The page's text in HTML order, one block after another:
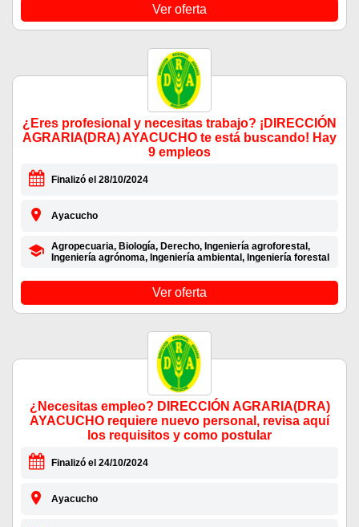
Ver oferta
¿Eres profesional y necesitas trabajo? ¡DIRECCIÓN
AGRARIA(DRA) AYACUCHO te está buscando! Hay
9 empleos
Finalizó el 28/10/2024
Ayacucho
Agropecuaria, Biología, Derecho, Ingeniería agroforestal,
Ingeniería agrónoma, Ingeniería ambiental, Ingeniería forestal
Ver oferta
¿Necesitas empleo? DIRECCIÓN AGRARIA(DRA)
AYACUCHO requiere nuevo personal, revisa aquí
los requisitos y como postular
Finalizó el 24/10/2024
Ayacucho